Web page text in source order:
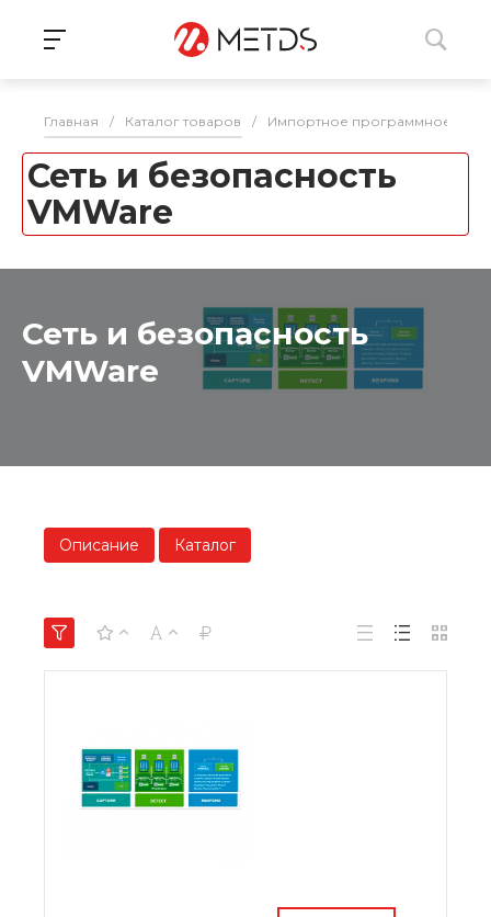
Главная / Каталог товаров / Импортное программное
Сеть и безопасность
VMWare
Сеть и безопасность
VMWare
Описание Каталог